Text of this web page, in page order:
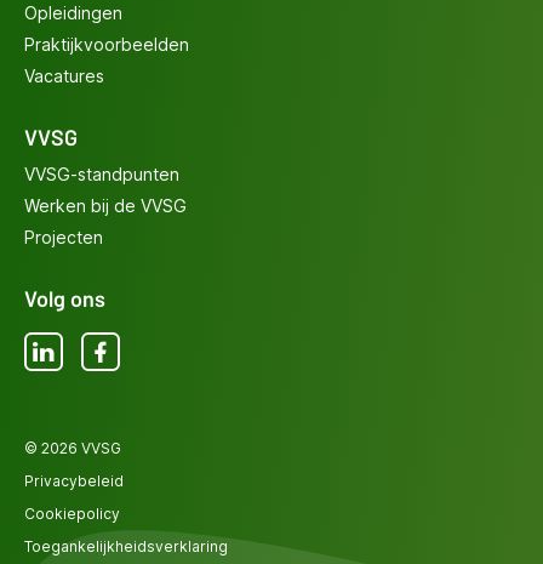
Opleidingen
Praktijkvoorbeelden
Vacatures
VVSG
VVSG-standpunten
Werken bij de VVSG
Projecten
Volg ons
LinkedInFacebook
© 2026 VVSG
Privacybeleid
Cookiepolicy
Toegankelijkheidsverklaring